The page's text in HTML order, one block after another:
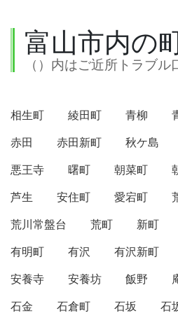
富山市内の
（）内はご近所トラブル
相生町 綾田町 青柳
赤田
赤田新町 秋ケ島
悪王寺
曙町 朝菜町
芦生
安住町 愛宕町
荒川常盤台
荒町 新町
有明町
有沢 有沢新町
安養寺
安養坊 飯野
石金
石倉町 石坂 石